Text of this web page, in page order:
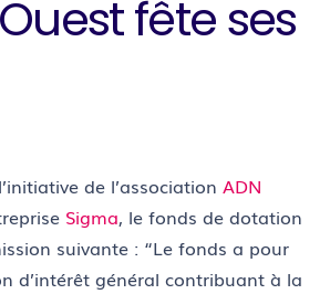
fête ses
de l’association ADN
Sigma, le fonds de dotation
suivante : “Le fonds a pour
d’intérêt général contribuant à la